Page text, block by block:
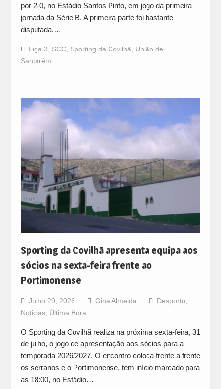
por 2-0, no Estádio Santos Pinto, em jogo da primeira
jornada da Série B. A primeira parte foi bastante
disputada,…
Liga 3 SCC, Sporting da Covilhã
União de
Santarém
Sporting da Covilhã apresenta equipa aos
sócios na sexta-feira frente ao
Portimonense
Julho 29, 2026 Gina Almeida Desporto,
Noticias, Última Hora
O Sporting da Covilhã realiza na próxima sexta-feira, 31
de julho, o jogo de apresentação aos sócios para a
temporada 2026/2027. O encontro coloca frente a frente
os serranos e o Portimonense, tem início marcado para
as 18:00, no Estádio…